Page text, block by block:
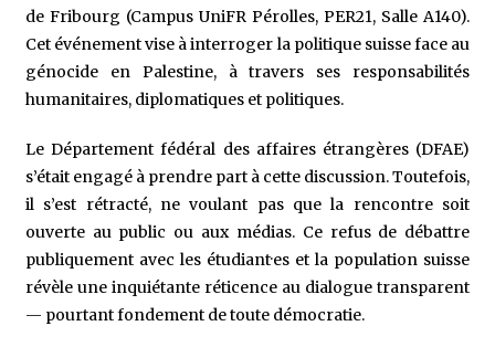
de Fribourg (Campus UniFR Pérolles, PER21, Salle A140).
Cet événement vise à interroger la politique suisse face au
génocide en Palestine, à travers ses responsabilités
humanitaires, diplomatiques et politiques.
Le Département fédéral des affaires étrangères (DFAE)
s’était engagé à prendre part à cette discussion. Toutefois,
il s’est rétracté, ne voulant pas que la rencontre soit
ouverte au public ou aux médias. Ce refus de débattre
publiquement avec les étudiant·es et la population suisse
révèle une inquiétante réticence au dialogue transparent
— pourtant fondement de toute démocratie.